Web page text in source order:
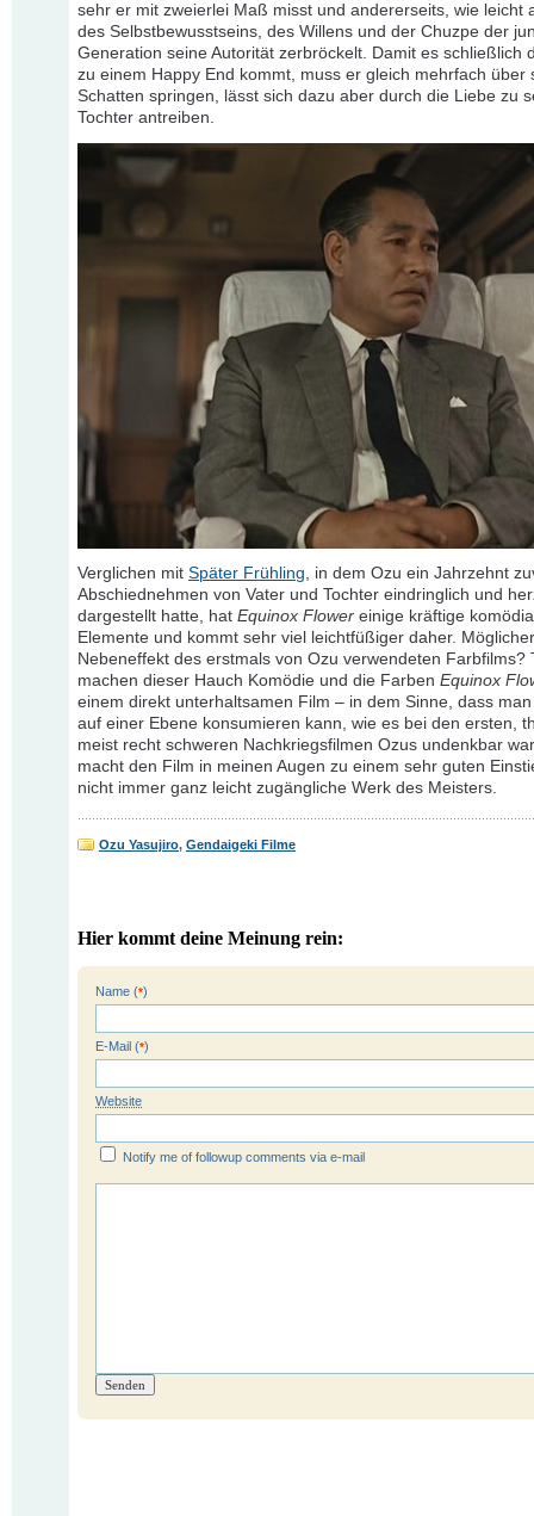
sehr er mit zweierlei Maß misst und andererseits, wie leicht
des Selbstbewusstseins, des Willens und der Chuzpe der
Generation seine Autorität zerbröckelt. Damit es schließlich
zu einem Happy End kommt, muss er gleich mehrfach über
Schatten springen, lässt sich dazu aber durch die Liebe zu
Tochter antreiben.
Verglichen mit Später Frühling, in dem Ozu ein Jahrzehnt
Abschiednehmen von Vater und Tochter eindringlich und
dargestellt hatte, hat Equinox Flower einige kräftige
Elemente und kommt sehr viel leichtfüßiger daher.
Nebeneffekt des erstmals von Ozu verwendeten Farbfilms?
machen dieser Hauch Komödie und die Farben Equinox
einem direkt unterhaltsamen Film – in dem Sinne, dass
auf einer Ebene konsumieren kann, wie es bei den ersten,
meist recht schweren Nachkriegsfilmen Ozus undenkbar
macht den Film in meinen Augen zu einem sehr guten
nicht immer ganz leicht zugängliche Werk des Meisters.
Ozu Yasujiro, Gendaigeki Filme
Hier kommt deine Meinung rein:
Name (*)
E-Mail (*)
Website
Notify me of followup comments via e-mail